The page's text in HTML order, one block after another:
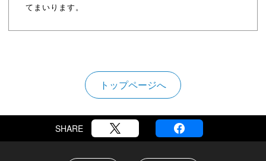
てまいります。
トップページへ
SHARE